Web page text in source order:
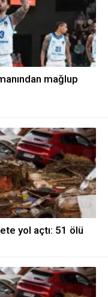
mağlup
yol açtı: 51 ölü